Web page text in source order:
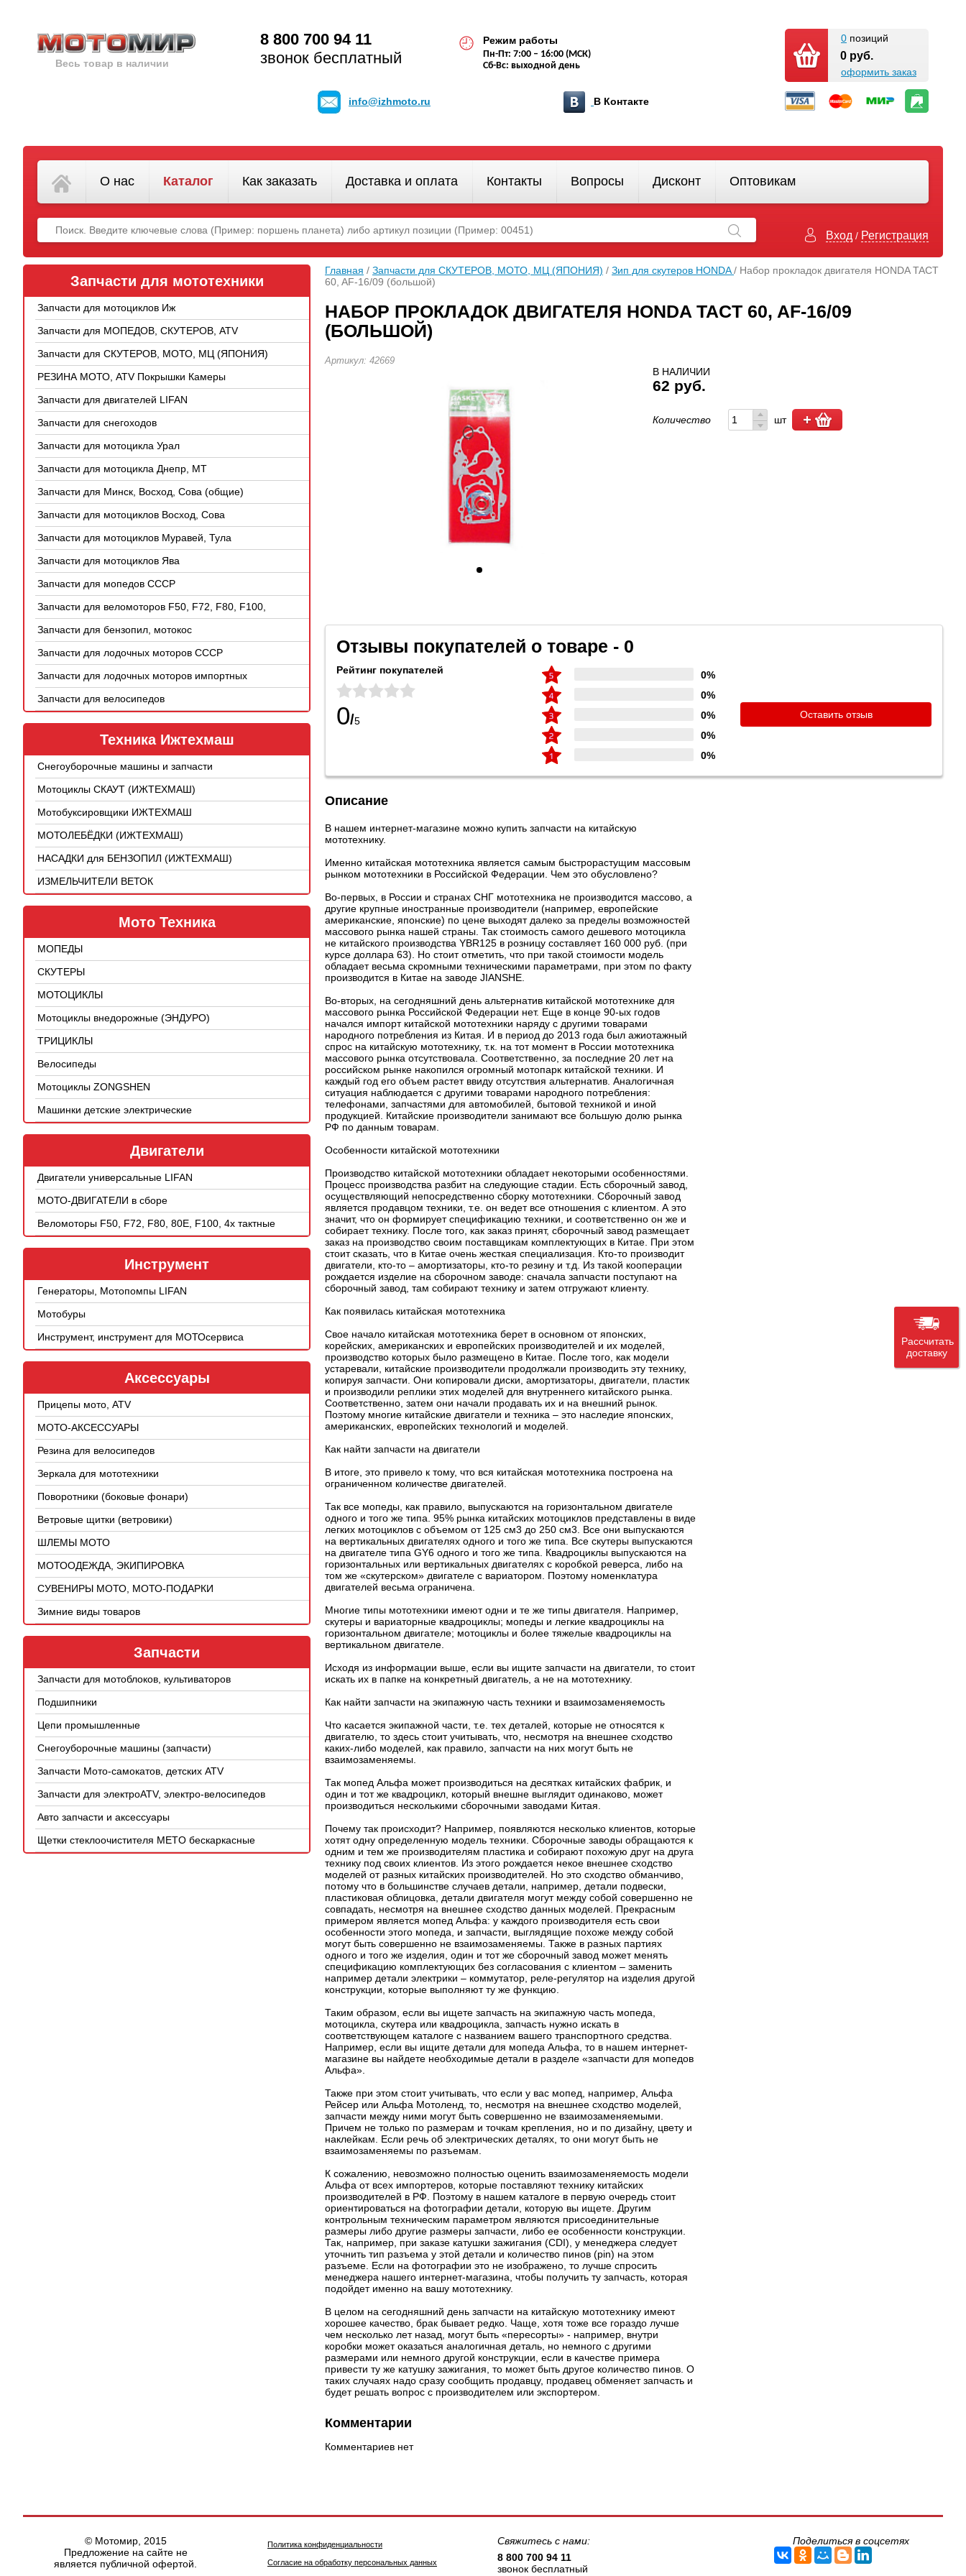
Весь товар в наличии
8 800 700 94 11
звонок бесплатный
Режим работы
Пн-Пт: 7:00 – 16:00 (МСК)
Сб-Вс: выходной день
0 позиций
0 руб.
оформить заказ
info@izhmoto.ru В Контакте
О нас Каталог Как заказать Доставка и оплата Контакты Вопросы Дисконт Оптовикам
Вход / Регистрация
Запчасти для мототехники
Запчасти для мотоциклов Иж
Запчасти для МОПЕДОВ, СКУТЕРОВ, ATV
(КИТАЙ)
Запчасти для СКУТЕРОВ, МОТО, МЦ (ЯПОНИЯ)
РЕЗИНА МОТО, ATV Покрышки Камеры
Запчасти для двигателей LIFAN
Запчасти для снегоходов
Запчасти для мотоцикла Урал
Запчасти для мотоцикла Днепр, МТ
Запчасти для Минск, Восход, Сова (общие)
Запчасти для мотоциклов Восход, Сова
Запчасти для мотоциклов Муравей, Тула
Запчасти для мотоциклов Ява
Запчасти для мопедов СССР
Запчасти для веломоторов F50, F72, F80, F100,
4Т
Запчасти для бензопил, мотокос
Запчасти для лодочных моторов СССР
Запчасти для лодочных моторов импортных
Запчасти для велосипедов
Техника Ижтехмаш
Снегоуборочные машины и запчасти
Мотоциклы СКАУТ (ИЖТЕХМАШ)
Мотобуксировщики ИЖТЕХМАШ
МОТОЛЕБЁДКИ (ИЖТЕХМАШ)
НАСАДКИ для БЕНЗОПИЛ (ИЖТЕХМАШ)
ИЗМЕЛЬЧИТЕЛИ ВЕТОК
Мото Техника
МОПЕДЫ
СКУТЕРЫ
МОТОЦИКЛЫ
Мотоциклы внедорожные (ЭНДУРО)
ТРИЦИКЛЫ
Велосипеды
Мотоциклы ZONGSHEN
Машинки детские электрические
Двигатели
Двигатели универсальные LIFAN
МОТО-ДВИГАТЕЛИ в сборе
Веломоторы F50, F72, F80, 80E, F100, 4х тактные
Инструмент
Генераторы, Мотопомпы LIFAN
Мотобуры
Инструмент, инструмент для МОТОсервиса
Аксессуары
Прицепы мото, ATV
МОТО-АКСЕССУАРЫ
Резина для велосипедов
Зеркала для мототехники
Поворотники (боковые фонари)
Ветровые щитки (ветровики)
ШЛЕМЫ МОТО
МОТООДЕЖДА, ЭКИПИРОВКА
СУВЕНИРЫ МОТО, МОТО-ПОДАРКИ
Зимние виды товаров
Запчасти
Запчасти для мотоблоков, культиваторов
Подшипники
Цепи промышленные
Снегоуборочные машины (запчасти)
Запчасти Мото-самокатов, детских ATV
Запчасти для электроATV, электро-велосипедов
Авто запчасти и аксессуары
Щетки стеклоочистителя METO бескаркасные
Главная / Запчасти для СКУТЕРОВ, МОТО, МЦ (ЯПОНИЯ) / Зип для скутеров HONDA/ Набор прокладок двигателя HONDA TACT
60, AF-16/09 (большой)
НАБОР ПРОКЛАДОК ДВИГАТЕЛЯ HONDA TACT 60, AF-16/09
(БОЛЬШОЙ)
Артикул: 42669
В НАЛИЧИИ
62 руб.
Количество шт
Отзывы покупателей о товаре - 0
Рейтинг покупателей
0/5
0%
0%
0%
0%
0%
Оставить отзыв
Описание
В нашем интернет-магазине можно купить запчасти на китайскую
мототехнику.
Именно китайская мототехника является самым быстрорастущим массовым
рынком мототехники в Российской Федерации. Чем это обусловлено?
Во-первых, в России и странах СНГ мототехника не производится массово, а
другие крупные иностранные производители (например, европейские
американские, японские) по цене выходят далеко за пределы возможностей
массового рынка нашей страны. Так стоимость самого дешевого мотоцикла
не китайского производства YBR125 в розницу составляет 160 000 руб. (при
курсе доллара 63). Но стоит отметить, что при такой стоимости модель
обладает весьма скромными техническими параметрами, при этом по факту
производится в Китае на заводе JIANSHE.
Во-вторых, на сегодняшний день альтернатив китайской мототехнике для
массового рынка Российской Федерации нет. Еще в конце 90-ых годов
начался импорт китайской мототехники наряду с другими товарами
народного потребления из Китая. И в период до 2013 года был ажиотажный
спрос на китайскую мототехнику, т.к. на тот момент в России мототехника
массового рынка отсутствовала. Соответственно, за последние 20 лет на
российском рынке накопился огромный мотопарк китайской техники. И
каждый год его объем растет ввиду отсутствия альтернатив. Аналогичная
ситуация наблюдается с другими товарами народного потребления:
телефонами, запчастями для автомобилей, бытовой техникой и иной
продукцией. Китайские производители занимают все большую долю рынка
РФ по данным товарам.
Особенности китайской мототехники
Производство китайской мототехники обладает некоторыми особенностями.
Процесс производства разбит на следующие стадии. Есть сборочный завод,
осуществляющий непосредственно сборку мототехники. Сборочный завод
является продавцом техники, т.е. он ведет все отношения с клиентом. А это
значит, что он формирует спецификацию техники, и соответственно он же и
собирает технику. После того, как заказ принят, сборочный завод размещает
заказ на производство своим поставщикам комплектующих в Китае. При этом
стоит сказать, что в Китае очень жесткая специализация. Кто-то производит
двигатели, кто-то – амортизаторы, кто-то резину и т.д. Из такой кооперации
рождается изделие на сборочном заводе: сначала запчасти поступают на
сборочный завод, там собирают технику и затем отгружают клиенту.
Как появилась китайская мототехника
Свое начало китайская мототехника берет в основном от японских,
корейских, американских и европейских производителей и их моделей,
производство которых было размещено в Китае. После того, как модели
устаревали, китайские производители продолжали производить эту технику,
копируя запчасти. Они копировали диски, амортизаторы, двигатели, пластик
и производили реплики этих моделей для внутреннего китайского рынка.
Соответственно, затем они начали продавать их и на внешний рынок.
Поэтому многие китайские двигатели и техника – это наследие японских,
американских, европейских технологий и моделей.
Как найти запчасти на двигатели
В итоге, это привело к тому, что вся китайская мототехника построена на
ограниченном количестве двигателей.
Так все мопеды, как правило, выпускаются на горизонтальном двигателе
одного и того же типа. 95% рынка китайских мотоциклов представлены в виде
легких мотоциклов с объемом от 125 см3 до 250 см3. Все они выпускаются
на вертикальных двигателях одного и того же типа. Все скутеры выпускаются
на двигателе типа GY6 одного и того же типа. Квадроциклы выпускаются на
горизонтальных или вертикальных двигателях с коробкой реверса, либо на
том же «скутерском» двигателе с вариатором. Поэтому номенклатура
двигателей весьма ограничена.
Многие типы мототехники имеют одни и те же типы двигателя. Например,
скутеры и вариаторные квадроциклы; мопеды и легкие квадроциклы на
горизонтальном двигателе; мотоциклы и более тяжелые квадроциклы на
вертикальном двигателе.
Исходя из информации выше, если вы ищите запчасти на двигатели, то стоит
искать их в папке на конкретный двигатель, а не на мототехнику.
Как найти запчасти на экипажную часть техники и взаимозаменяемость
Что касается экипажной части, т.е. тех деталей, которые не относятся к
двигателю, то здесь стоит учитывать, что, несмотря на внешнее сходство
каких-либо моделей, как правило, запчасти на них могут быть не
взаимозаменяемы.
Так мопед Альфа может производиться на десятках китайских фабрик, и
один и тот же квадроцикл, который внешне выглядит одинаково, может
производиться несколькими сборочными заводами Китая.
Почему так происходит? Например, появляются несколько клиентов, которые
хотят одну определенную модель техники. Сборочные заводы обращаются к
одним и тем же производителям пластика и собирают похожую друг на друга
технику под своих клиентов. Из этого рождается некое внешнее сходство
моделей от разных китайских производителей. Но это сходство обманчиво,
потому что в большинстве случаев детали, например, детали подвески,
пластиковая облицовка, детали двигателя могут между собой совершенно не
совпадать, несмотря на внешнее сходство данных моделей. Прекрасным
примером является мопед Альфа: у каждого производителя есть свои
особенности этого мопеда, и запчасти, выглядящие похоже между собой
могут быть совершенно не взаимозаменяемы. Также в разных партиях
одного и того же изделия, один и тот же сборочный завод может менять
спецификацию комплектующих без согласования с клиентом – заменить
например детали электрики – коммутатор, реле-регулятор на изделия другой
конструкции, которые выполняют ту же функцию.
Таким образом, если вы ищете запчасть на экипажную часть мопеда,
мотоцикла, скутера или квадроцикла, запчасть нужно искать в
соответствующем каталоге с названием вашего транспортного средства.
Например, если вы ищите детали для мопеда Альфа, то в нашем интернет-
магазине вы найдете необходимые детали в разделе «запчасти для мопедов
Альфа».
Также при этом стоит учитывать, что если у вас мопед, например, Альфа
Рейсер или Альфа Мотоленд, то, несмотря на внешнее сходство моделей,
запчасти между ними могут быть совершенно не взаимозаменяемыми.
Причем не только по размерам и точкам крепления, но и по дизайну, цвету и
наклейкам. Если речь об электрических деталях, то они могут быть не
взаимозаменяемы по разъемам.
К сожалению, невозможно полностью оценить взаимозаменяемость модели
Альфа от всех импортеров, которые поставляют технику китайских
производителей в РФ. Поэтому в нашем каталоге в первую очередь стоит
ориентироваться на фотографии детали, которую вы ищете. Другим
контрольным техническим параметром являются присоединительные
размеры либо другие размеры запчасти, либо ее особенности конструкции.
Так, например, при заказе катушки зажигания (CDI), у менеджера следует
уточнить тип разъема у этой детали и количество пинов (pin) на этом
разъеме. Если на фотографии это не изображено, то лучше спросить
менеджера нашего интернет-магазина, чтобы получить ту запчасть, которая
подойдет именно на вашу мототехнику.
В целом на сегодняшний день запчасти на китайскую мототехнику имеют
хорошее качество, брак бывает редко. Чаще, хотя тоже все гораздо лучше
чем несколько лет назад, могут быть «пересорты» - например, внутри
коробки может оказаться аналогичная деталь, но немного с другими
размерами или немного другой конструкции, если в качестве примера
привести ту же катушку зажигания, то может быть другое количество пинов. О
таких случаях надо сразу сообщить продавцу, продавец обменяет запчасть и
будет решать вопрос с производителем или экспортером.
Комментарии
Комментариев нет
© Мотомир, 2015
Предложение на сайте не
является публичной офертой.
Политика конфиденциальности
Согласие на обработку персональных данных
Свяжитесь с нами:
8 800 700 94 11
звонок бесплатный
Поделиться в соцсетях
Рассчитать
доставку